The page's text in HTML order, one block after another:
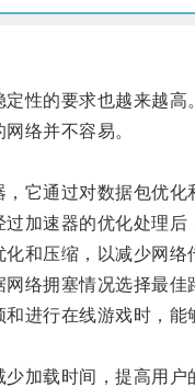
性的要求也越来越高
络并不容易。
通过对数据包优化
速器的优化处理后
压缩，以减少网络
拥塞情况选择最佳
行在线游戏时，能
载时间，提高用户